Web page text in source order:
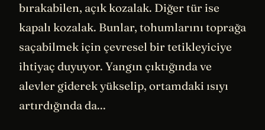
bırakabilen, açık kozalak. Diğer tür ise
kapalı kozalak. Bunlar, tohumlarını toprağa
saçabilmek için çevresel bir tetikleyiciye
ihtiyaç duyuyor. Yangın çıktığında ve
alevler giderek yükselip, ortamdaki ısıyı
artırdığında da...